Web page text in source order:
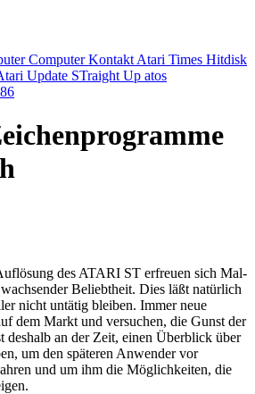
Computer Kontakt Atari Times Hitdisk
Update STraight Up atos
des ATARI ST erfreuen sich Mal-
Beliebtheit. Dies läßt natürlich
nicht untätig bleiben. Immer neue
dem Markt und versuchen, die Gunst der
deshalb an der Zeit, einen Überblick über
um den späteren Anwender vor
und um ihm die Möglichkeiten, die